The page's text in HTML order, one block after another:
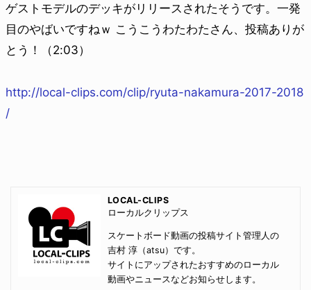
ゲストモデルのデッキがリリースされたそうです。一発
目のやばいですねｗ こうこうわたわたさん、投稿ありが
とう！（2:03）
http://local-clips.com/clip/ryuta-nakamura-2017-2018
/
LOCAL-CLIPS
ローカルクリップス
スケートボード動画の投稿サイト管理人の
吉村 淳（atsu）です。
サイトにアップされたおすすめのローカル
動画やニュースなどお知らせします。